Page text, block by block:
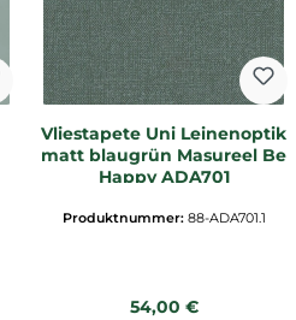
Vliestapete Uni Leinenoptik
matt blaugrün Masureel Be
Happy ADA701
Produktnummer: 88-ADA701.1
Regulärer Preis:
54,00 €